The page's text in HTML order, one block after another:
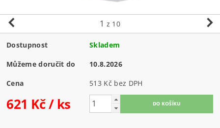
1 z 10
Dostupnost Skladem
Můžeme doručit do 10.8.2026
Cena 513 Kč bez DPH
621 Kč/ ks